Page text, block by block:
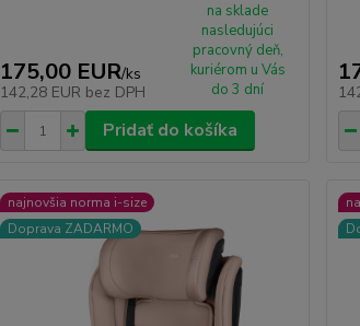
175,00 EUR/ks
142,28 EUR bez DPH
na sklade
nasledujúci
pracovný deň,
kuriérom u Vás
do 3 dní
Pridať do košíka
najnovšia norma i-size
Doprava ZADARMO